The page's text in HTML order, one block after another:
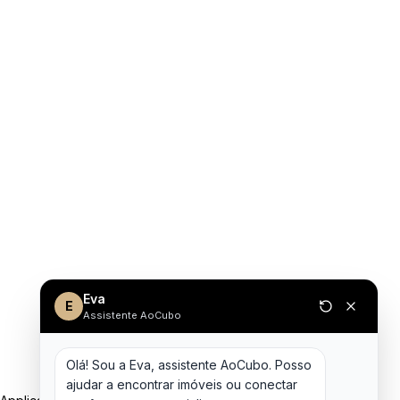
E Eva
Assistente AoCubo
Olá! Sou a Eva, assistente AoCubo. Posso
ajudar a encontrar imóveis ou conectar